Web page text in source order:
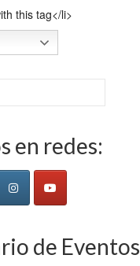
this tag</li>
en redes:
de Eventos